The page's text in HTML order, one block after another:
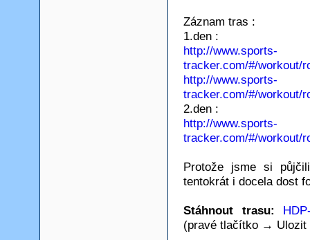
Záznam tras :
1.den :
http://www.sports-
tracker.com/#/workout/
http://www.sports-
tracker.com/#/workout/
2.den :
http://www.sports-
tracker.com/#/workout/
Protože jsme si
tentokrát i docela dost
Stáhnout trasu:
(pravé tlačítko → Ulozit